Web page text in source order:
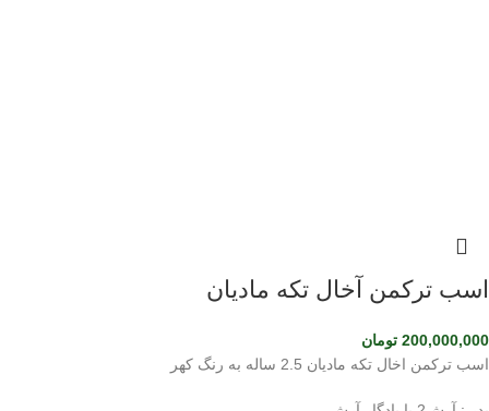
اسب ترکمن آخال تکه مادیان
200,000,000 تومان
اسب ترکمن اخال تکه مادیان 2.5 ساله به رنگ کهر